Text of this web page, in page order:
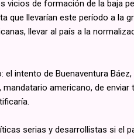
vicios de formación de la baja
que llevarían este período a la
llevar al país a la
intento de Buenaventura
americano, de
serias y desarrollistas si el